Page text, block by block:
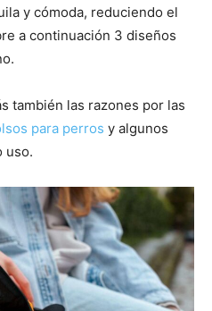
de
Perros
y cómoda, reduciendo el
a continuación 3 diseños
también las razones por las
para perros y algunos
uso.